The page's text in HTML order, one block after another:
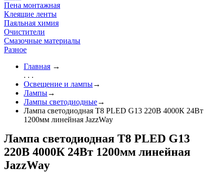
Пена монтажная
Клеящие ленты
Паяльная химия
Очистители
Смазочные материалы
Разное
Главная →
. . .
Освещение и лампы→
Лампы→
Лампы светодиодные→
Лампа светодиодная T8 PLED G13 220В 4000К 24Вт
1200мм линейная JazzWay
Лампа светодиодная T8 PLED G13
220В 4000К 24Вт 1200мм линейная
JazzWay